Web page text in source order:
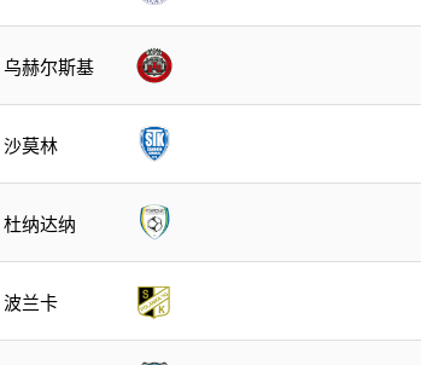
乌赫尔斯基
沙莫林
杜纳达纳
波兰卡